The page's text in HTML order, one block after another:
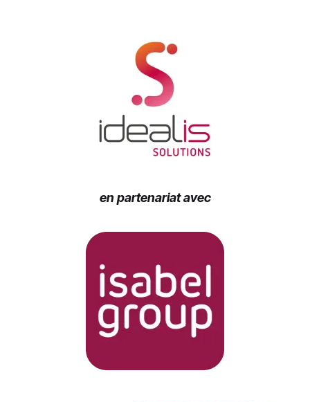
en partenariat avec